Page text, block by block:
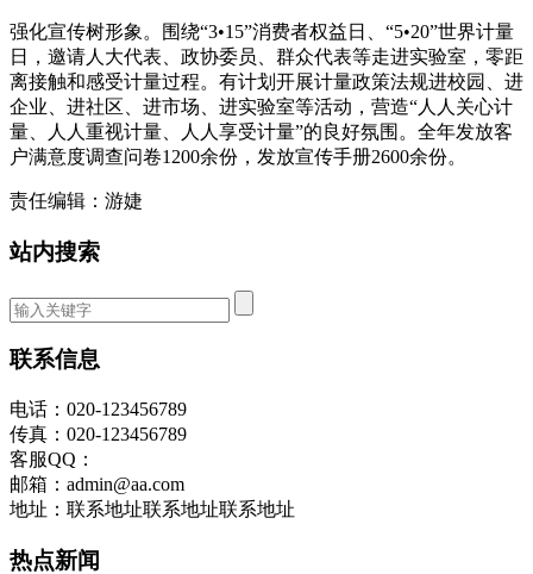
强化宣传树形象。围绕“3•15”消费者权益日、“5•20”世界计量
日，邀请人大代表、政协委员、群众代表等走进实验室，零距
离接触和感受计量过程。有计划开展计量政策法规进校园、进
企业、进社区、进市场、进实验室等活动，营造“人人关心计
量、人人重视计量、人人享受计量”的良好氛围。全年发放客
户满意度调查问卷1200余份，发放宣传手册2600余份。
责任编辑：游婕
站内搜索
联系信息
电话：020-123456789
传真：020-123456789
客服QQ：
邮箱：admin@aa.com
地址：联系地址联系地址联系地址
热点新闻